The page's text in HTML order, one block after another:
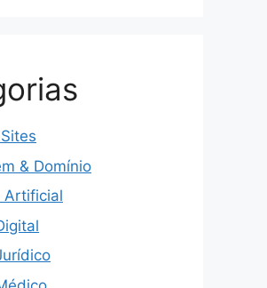
& Domínio
Artificial